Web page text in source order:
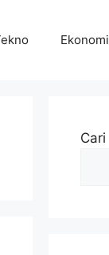
Ekonomi
Cari